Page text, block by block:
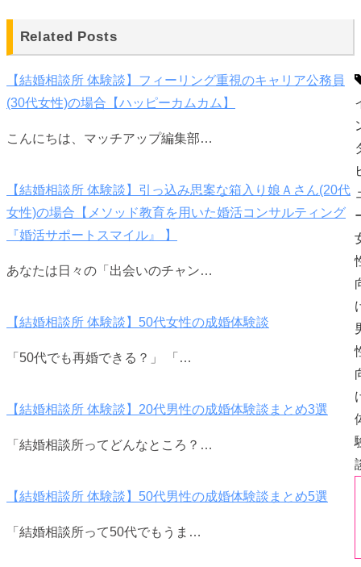
Related Posts
【結婚相談所 体験談】フィーリング重視のキャリア公務員
(30代女性)の場合【ハッピーカムカム】
こんにちは、マッチアップ編集部…
【結婚相談所 体験談】引っ込み思案な箱入り娘Ａさん(20代
女性)の場合【メソッド教育を用いた婚活コンサルティング
『婚活サポートスマイル』 】
あなたは日々の「出会いのチャン…
【結婚相談所 体験談】50代女性の成婚体験談
「50代でも再婚できる？」 「…
【結婚相談所 体験談】20代男性の成婚体験談まとめ3選
「結婚相談所ってどんなところ？…
【結婚相談所 体験談】50代男性の成婚体験談まとめ5選
「結婚相談所って50代でもうま…